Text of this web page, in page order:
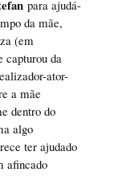
para ajudá-
da mãe,
(em
capturou da
ator-
a mãe
dentro do
algo
ter ajudado
afincado